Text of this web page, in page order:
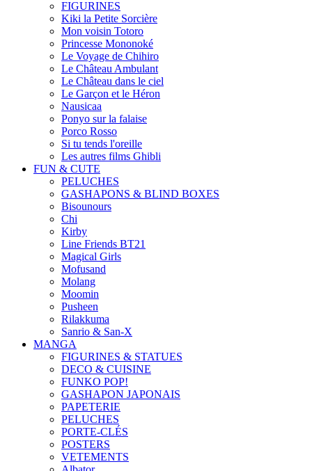
FIGURINES
Kiki la Petite Sorcière
Mon voisin Totoro
Princesse Mononoké
Le Voyage de Chihiro
Le Château Ambulant
Le Château dans le ciel
Le Garçon et le Héron
Nausicaa
Ponyo sur la falaise
Porco Rosso
Si tu tends l'oreille
Les autres films Ghibli
FUN & CUTE
PELUCHES
GASHAPONS & BLIND BOXES
Bisounours
Chi
Kirby
Line Friends BT21
Magical Girls
Mofusand
Molang
Moomin
Pusheen
Rilakkuma
Sanrio & San-X
MANGA
FIGURINES & STATUES
DECO & CUISINE
FUNKO POP!
GASHAPON JAPONAIS
PAPETERIE
PELUCHES
PORTE-CLÉS
POSTERS
VETEMENTS